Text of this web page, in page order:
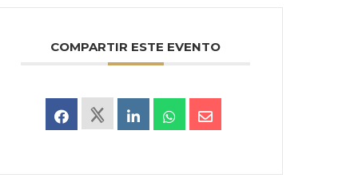
COMPARTIR ESTE EVENTO